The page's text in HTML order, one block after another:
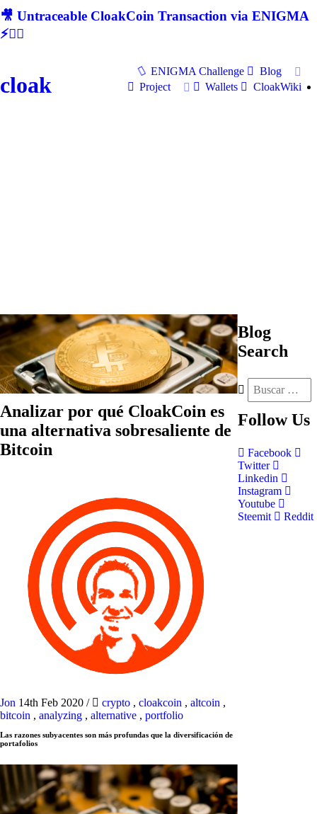
🎥 Untraceable CloakCoin Transaction via ENIGMA
⚡🕵‍♂
cloak
ENIGMA Challenge
Blog
Project
Wallets CloakWiki
Analizar por qué CloakCoin es
una alternativa sobresaliente de
Bitcoin
Jon 14th Feb 2020 / crypto , cloakcoin , altcoin ,
bitcoin , analyzing , alternative , portfolio
Las razones subyacentes son más profundas que la diversificación de
portafolios
Blog
Search
Follow Us
Facebook
Twitter
Linkedin
Instagram
Youtube
Steemit
Reddit